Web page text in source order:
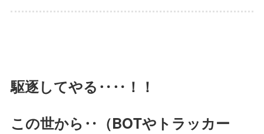
駆逐してやる‥‥！！
この世から‥（BOTやトラッカー